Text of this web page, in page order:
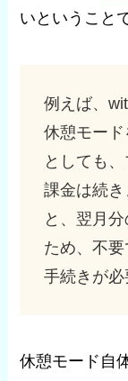
いということ
例えば、
休憩モー
としても
課金は続
と、翌月
ため、不要
手続きが必
休憩モード自